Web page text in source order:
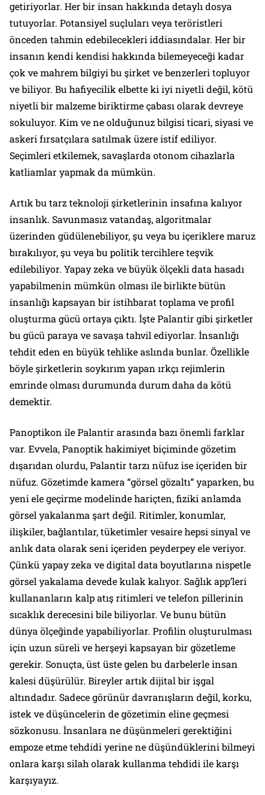
getiriyorlar. Her bir insan hakkında detaylı dosya
tutuyorlar. Potansiyel suçluları veya teröristleri
önceden tahmin edebilecekleri iddiasındalar. Her bir
insanın kendi kendisi hakkında bilemeyeceği kadar
çok ve mahrem bilgiyi bu şirket ve benzerleri topluyor
ve biliyor. Bu hafiyecilik elbette ki iyi niyetli değil, kötü
niyetli bir malzeme biriktirme çabası olarak devreye
sokuluyor. Kim ve ne olduğunuz bilgisi ticari, siyasi ve
askeri fırsatçılara satılmak üzere istif ediliyor.
Seçimleri etkilemek, savaşlarda otonom cihazlarla
katliamlar yapmak da mümkün.
Artık bu tarz teknoloji şirketlerinin insafına kalıyor
insanlık. Savunmasız vatandaş, algoritmalar
üzerinden güdülenebiliyor, şu veya bu içeriklere maruz
bırakılıyor, şu veya bu politik tercihlere teşvik
edilebiliyor. Yapay zeka ve büyük ölçekli data hasadı
yapabilmenin mümkün olması ile birlikte bütün
insanlığı kapsayan bir istihbarat toplama ve profil
oluşturma gücü ortaya çıktı. İşte Palantir gibi şirketler
bu gücü paraya ve savaşa tahvil ediyorlar. İnsanlığı
tehdit eden en büyük tehlike aslında bunlar. Özellikle
böyle şirketlerin soykırım yapan ırkçı rejimlerin
emrinde olması durumunda durum daha da kötü
demektir.
Panoptikon ile Palantir arasında bazı önemli farklar
var. Evvela, Panoptik hakimiyet biçiminde gözetim
dışarıdan olurdu, Palantir tarzı nüfuz ise içeriden bir
nüfuz. Gözetimde kamera “görsel gözaltı” yaparken, bu
yeni ele geçirme modelinde hariçten, fiziki anlamda
görsel yakalanma şart değil. Ritimler, konumlar,
ilişkiler, bağlantılar, tüketimler vesaire hepsi sinyal ve
anlık data olarak seni içeriden peyderpey ele veriyor.
Çünkü yapay zeka ve digital data boyutlarına nispetle
görsel yakalama devede kulak kalıyor. Sağlık app’leri
kullananların kalp atış ritimleri ve telefon pillerinin
sıcaklık derecesini bile biliyorlar. Ve bunu bütün
dünya ölçeğinde yapabiliyorlar. Profilin oluşturulması
için uzun süreli ve herşeyi kapsayan bir gözetleme
gerekir. Sonuçta, üst üste gelen bu darbelerle insan
kalesi düşürülür. Bireyler artık dijital bir işgal
altındadır. Sadece görünür davranışların değil, korku,
istek ve düşüncelerin de gözetimin eline geçmesi
sözkonusu. İnsanlara ne düşünmeleri gerektiğini
empoze etme tehdidi yerine ne düşündüklerini bilmeyi
onlara karşı silah olarak kullanma tehdidi ile karşı
karşıyayız.